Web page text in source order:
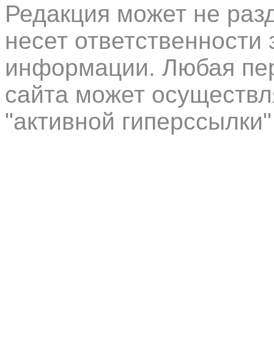
Редакция может не
несет
информации. Любая
сайта может
"активной